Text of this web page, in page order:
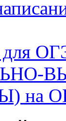
для
на